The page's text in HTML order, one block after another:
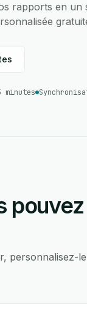
rapports en un
minutes
personnalisez-